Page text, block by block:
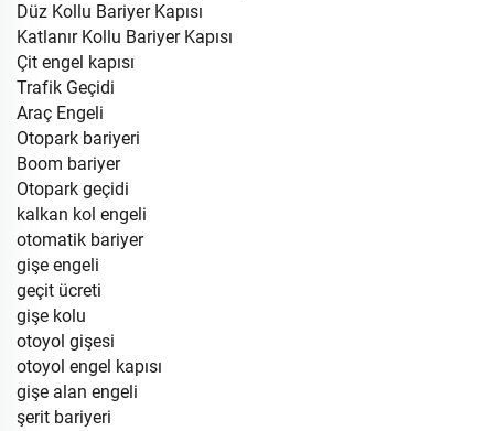
Düz Kollu Bariyer Kapısı
Katlanır Kollu Bariyer Kapısı
Çit engel kapısı
Trafik Geçidi
Araç Engeli
Otopark bariyeri
Boom bariyer
Otopark geçidi
kalkan kol engeli
otomatik bariyer
gişe engeli
geçit ücreti
gişe kolu
otoyol gişesi
otoyol engel kapısı
gişe alan engeli
şerit bariyeri